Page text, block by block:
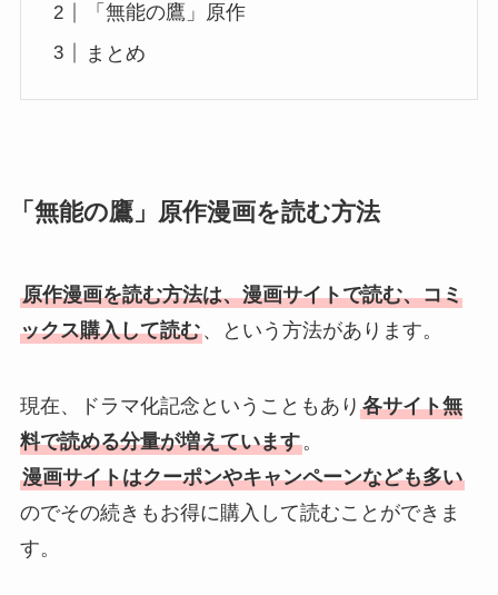
「無能の鷹」原作
まとめ
「無能の鷹」原作漫画を読む方法
原作漫画を読む方法は、漫画サイトで読む、コミ
ックス購入して読む、という方法があります。
現在、ドラマ化記念ということもあり 各サイト無
料で読める分量が増えています。
漫画サイトはクーポンやキャンペーンなども多い
のでその続きもお得に購入して読むことができま
す。